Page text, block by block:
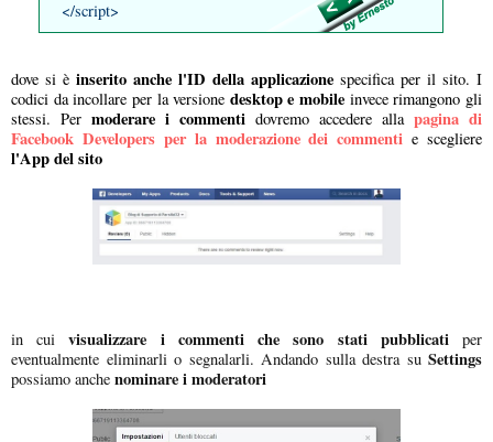
</script>
dove si è inserito anche l'ID della applicazione specifica per il sito. I
codici da incollare per la versione desktop e mobile invece rimangono gli
stessi. Per moderare i commenti dovremo accedere alla pagina di
Facebook Developers per la moderazione dei commenti e scegliere
l'App del sito
in cuivisualizzare i commenti che sono stati pubblicatiper
eventualmente eliminarli o segnalarli. Andando sulla destra su Settings
possiamo anche nominare i moderatori